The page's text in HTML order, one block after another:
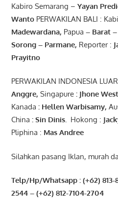
Kabiro Semarang – Yayan
WantoPERWAKILAN BALI :
Madewardana, Papua – Barat –
Sorong– Parmane, Reporter :
Prayitno
PERWAKILAN INDONESIA
Anggre, Singapure: Jhone
Kanada : Hellen Warbisamy,
China : Sin Dinis. Hokong :
Pliphina : Mas Andree
Silahkan pasang Iklan, murah
Telp/Hp/Whatsapp : (+62) 813-
2544– (+62) 812-7104-2704